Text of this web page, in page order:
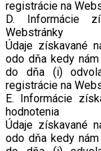
registrácie na
D. Informácie
Webstránky
Údaje získavané
odo dňa kedy
do dňa (i)
registrácie na
E. Informácie
hodnotenia
Údaje získavané
odo dňa kedy